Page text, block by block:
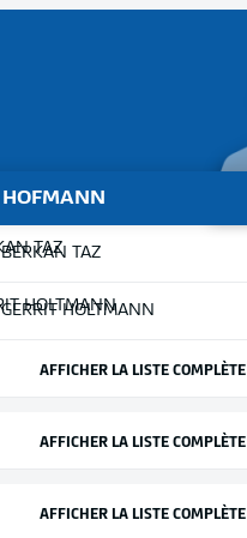
HOFMANN
BERKAN TAZ
GERRITHOLTMANN
AFFICHER LA LISTE COMPLÈTE
AFFICHER LA LISTE COMPLÈTE
AFFICHER LA LISTE COMPLÈTE